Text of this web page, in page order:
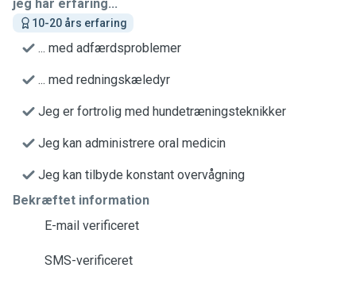
jeg har erfaring...
10-20 års erfaring
... med adfærdsproblemer
... med redningskæledyr
Jeg er fortrolig med hundetræningsteknikker
Jeg kan administrere oral medicin
Jeg kan tilbyde konstant overvågning
Bekræftet information
E-mail verificeret
SMS-verificeret